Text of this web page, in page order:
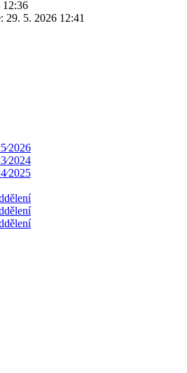
12:36
29. 5. 2026 12:41